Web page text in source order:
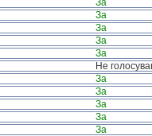
За
За
За
За
За
Не
За
За
За
За
За